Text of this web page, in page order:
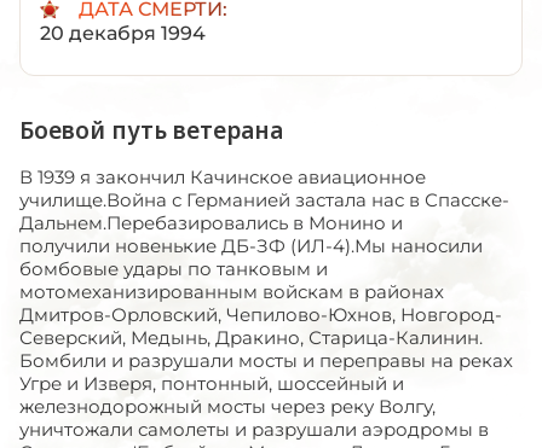
ДАТА СМЕРТИ:
20 декабря 1994
Боевой путь ветерана
В 1939 я закончил Качинское авиационное
училище.Война с Германией застала нас в Спасске-
Дальнем.Перебазировались в Монино и
получили новенькие ДБ-ЗФ (ИЛ-4).Мы наносили
бомбовые удары по танковым и
мотомеханизированным войскам в районах
Дмитров-Орловский, Чепилово-Юхнов, Новгород-
Северский, Медынь, Дракино, Старица-Калинин.
Бомбили и разрушали мосты и переправы на реках
Угре и Изверя, понтонный, шоссейный и
железнодорожный мосты через реку Волгу,
уничтожали самолеты и разрушали аэродромы в